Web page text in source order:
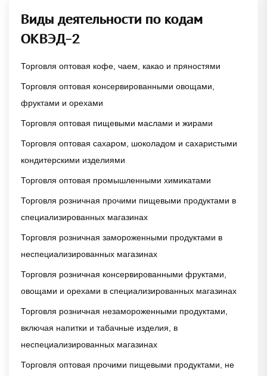
Виды деятельности по кодам
ОКВЭД-2
Торговля оптовая кофе, чаем, какао и пряностями
Торговля оптовая консервированными овощами,
фруктами и орехами
Торговля оптовая пищевыми маслами и жирами
Торговля оптовая сахаром, шоколадом и сахаристыми
кондитерскими изделиями
Торговля оптовая промышленными химикатами
Торговля розничная прочими пищевыми продуктами в
специализированных магазинах
Торговля розничная замороженными продуктами в
неспециализированных магазинах
Торговля розничная консервированными фруктами,
овощами и орехами в специализированных магазинах
Торговля розничная незамороженными продуктами,
включая напитки и табачные изделия, в
неспециализированных магазинах
Торговля оптовая прочими пищевыми продуктами, не